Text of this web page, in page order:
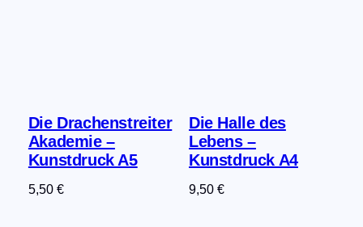
Die Drachenstreiter
Akademie –
Kunstdruck A5
5,50 €
Die Halle des
Lebens –
Kunstdruck A4
9,50€